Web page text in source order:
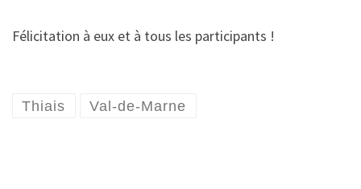
Félicitation à eux et à tous les participants !
Thiais Val-de-Marne